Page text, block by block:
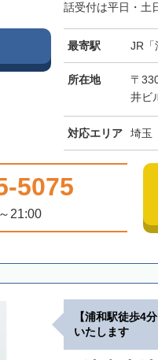
話受付は平日・土
最寄駅 JR「
所在地
〒
井ビ
対応エリア 埼玉
5075
21:00
【浦和駅徒歩4
いたします